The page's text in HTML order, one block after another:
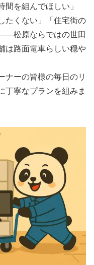
間を組んでほしい」
たくない」「住宅街の
松原ならではの世田
は路面電車らしい穏や
ナーの皆様の毎日のリ
丁寧なプランを組みま